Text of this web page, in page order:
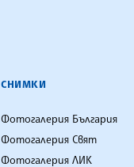
СНИМКИ
Фотогалерия България
Фотогалерия Свят
Фотогалерия ЛИК